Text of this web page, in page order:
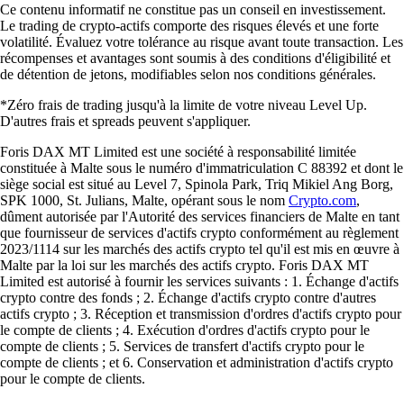
Ce contenu informatif ne constitue pas un conseil en investissement.
Le trading de crypto-actifs comporte des risques élevés et une forte
volatilité. Évaluez votre tolérance au risque avant toute transaction. Les
récompenses et avantages sont soumis à des conditions d'éligibilité et
de détention de jetons, modifiables selon nos conditions générales.
*Zéro frais de trading jusqu'à la limite de votre niveau Level Up.
D'autres frais et spreads peuvent s'appliquer.
Foris DAX MT Limited est une société à responsabilité limitée
constituée à Malte sous le numéro d'immatriculation C 88392 et dont le
siège social est situé au Level 7, Spinola Park, Triq Mikiel Ang Borg,
SPK 1000, St. Julians, Malte, opérant sous le nom Crypto.com,
dûment autorisée par l'Autorité des services financiers de Malte en tant
que fournisseur de services d'actifs crypto conformément au règlement
2023/1114 sur les marchés des actifs crypto tel qu'il est mis en œuvre à
Malte par la loi sur les marchés des actifs crypto. Foris DAX MT
Limited est autorisé à fournir les services suivants : 1. Échange d'actifs
crypto contre des fonds ; 2. Échange d'actifs crypto contre d'autres
actifs crypto ; 3. Réception et transmission d'ordres d'actifs crypto pour
le compte de clients ; 4. Exécution d'ordres d'actifs crypto pour le
compte de clients ; 5. Services de transfert d'actifs crypto pour le
compte de clients ; et 6. Conservation et administration d'actifs crypto
pour le compte de clients.